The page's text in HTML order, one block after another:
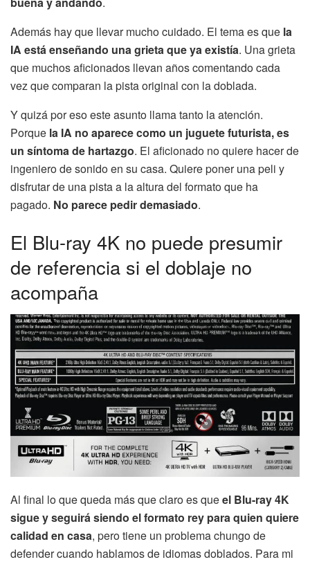
Además hay que llevar mucho cuidado. El tema es que la
IA está enseñando una grieta que ya existía. Una grieta
que muchos aficionados llevan años comentando cada
vez que comparan la pista original con la doblada.
Y quizá por eso este asunto llama tanto la atención.
Porque la IA no aparece como un juguete futurista, es
un síntoma de hartazgo. El aficionado no quiere hacer de
ingeniero de sonido en su casa. Quiere poner una peli y
disfrutar de una pista a la altura del formato que ha
pagado. No parece pedir demasiado.
El Blu-ray 4K no puede presumir
de referencia si el doblaje no
acompaña
Al final lo que queda más que claro es queel Blu-ray 4K
sigue y seguirá siendo el formato rey para quien quiere
calidad en casa, pero tiene un problema chungo de
defender cuando hablamos de idiomas doblados. Para mi